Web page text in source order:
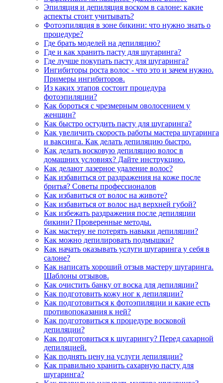
Эпиляция и депиляция воском в салоне: какие
аспекты стоит учитывать?
Фотоэпиляция в зоне бикини: что нужно знать о
процедуре?
Где брать моделей на депиляцию?
Где и как хранить пасту для шугаринга?
Где лучше покупать пасту для шугаринга?
Ингибиторы роста волос - что это и зачем нужно.
Примеры ингибиторов.
Из каких этапов состоит процедура
фотоэпиляции?
Как бороться с чрезмерным оволосением у
женщин?
Как быстро остудить пасту для шугаринга?
Как увеличить скорость работы мастера шугаринга
и ваксинга. Как делать депиляцию быстро.
Как делать восковую депиляцию волос в
домашних условиях? Дайте инструкцию.
Как делают лазерное удаление волос?
Как избавиться от раздражения на коже после
бритья? Советы профессионалов
Как избавиться от волос на животе?
Как избавиться от волос над верхней губой?
Как избежать раздражения после депиляции
бикини? Проверенные методы.
Как мастеру не потерять навыки депиляции?
Как можно депилировать подмышки?
Как начать оказывать услуги шугаринга у себя в
салоне?
Как написать хороший отзыв мастеру шугаринга.
Шаблоны отзывов.
Как очистить банку от воска для депиляции?
Как подготовить кожу ног к депиляции?
Как подготовиться к фотоэпиляции и какие есть
противопоказания к ней?
Как подготовиться к процедуре восковой
депиляции?
Как подготовиться к шугарингу? Перед сахарной
депиляцией.
Как поднять цену на услуги депиляции?
Как правильно хранить сахарную пасту для
шугаринга?